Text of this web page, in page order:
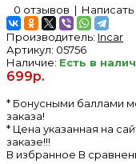
0 отзывов | Написать
Производитель: Incar
Артикул: 05756
Наличие: Есть в
699р.
* Бонусными баллами
заказа!
* Цена указанная на
заказе!!!
В избранное В